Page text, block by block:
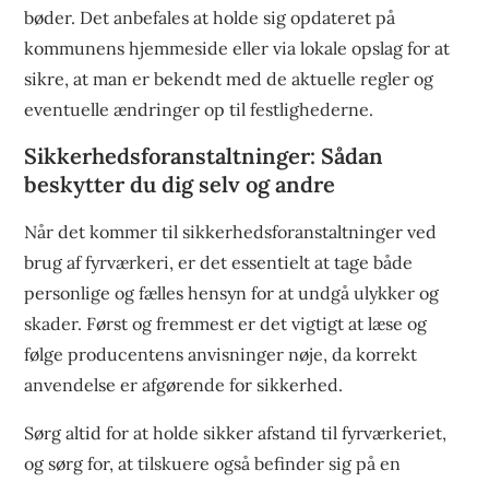
bøder. Det anbefales at holde sig opdateret på
kommunens hjemmeside eller via lokale opslag for at
sikre, at man er bekendt med de aktuelle regler og
eventuelle ændringer op til festlighederne.
Sikkerhedsforanstaltninger: Sådan
beskytter du dig selv og andre
Når det kommer til sikkerhedsforanstaltninger ved
brug af fyrværkeri, er det essentielt at tage både
personlige og fælles hensyn for at undgå ulykker og
skader. Først og fremmest er det vigtigt at læse og
følge producentens anvisninger nøje, da korrekt
anvendelse er afgørende for sikkerhed.
Sørg altid for at holde sikker afstand til fyrværkeriet,
og sørg for, at tilskuere også befinder sig på en